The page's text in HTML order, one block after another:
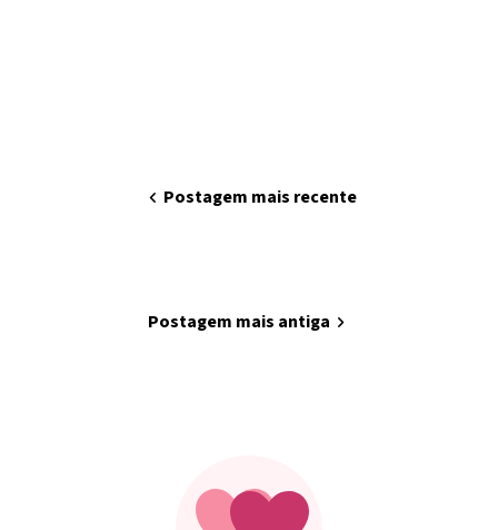
chevron_left Postagem mais recente
Postagem mais antiga chevron_right